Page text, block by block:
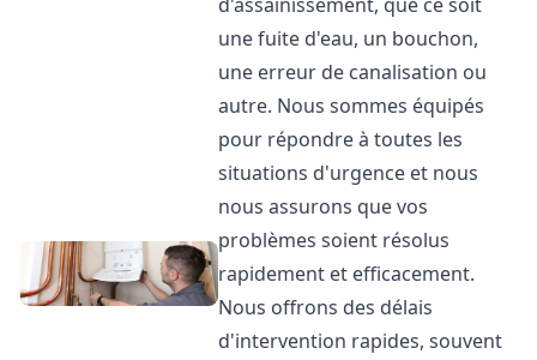
une fuite d'eau, un bouchon,
une erreur de canalisation ou
autre. Nous sommes équipés
pour répondre à toutes les
situations d'urgence et nous
nous assurons que vos
problèmes soient résolus
rapidement et efficacement.
Nous offrons des délais
d'intervention rapides, souvent